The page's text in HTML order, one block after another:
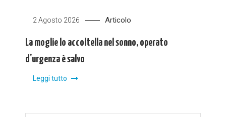
2 Agosto 2026 Articolo
La moglie lo accoltella nel sonno, operato
d’urgenza è salvo
Leggi tutto